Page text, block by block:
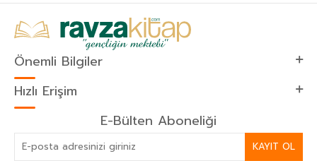
Önemli Bilgiler
Hızlı Erişim
E-Bülten Aboneliği
KAYIT OL